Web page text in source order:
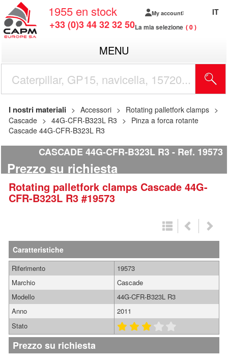
1955 en stock
+33 (0)3 44 32 32 50
My account
La mia selezione 0
IT
MENU
I nostri materiali Accessori
Rotating palletfork clamps
Cascade
44G-CFR-B323L R3
Pinza a forca rotante
Cascade 44G-CFR-B323L R3
CASCADE 44G-CFR-B323L R3 Ref. 19573
Prezzo su richiesta
Rotating palletfork clamps Cascade 44G-
CFR-B323L R3 #19573
Caratteristiche
Riferimento
19573
Marchio
Cascade
Modello
44G-CFR-B323L R3
Anno
2011
Stato
Prezzo su richiesta